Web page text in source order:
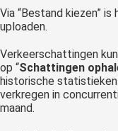
Via “Bestand kiezen”
uploaden.
Verkeerschattingen
op “Schattingen
historische
verkregen in
maand.